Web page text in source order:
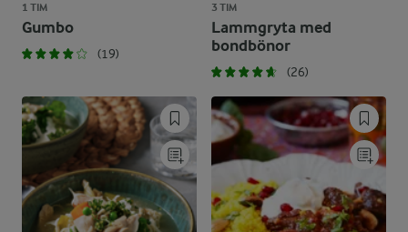
1 TIM
Gumbo
(19)
3 TIM
Lammgryta med
bondbönor
(26)